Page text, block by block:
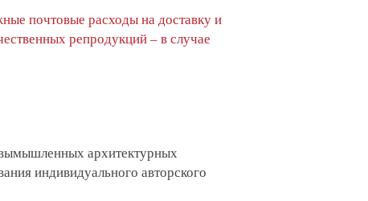
почтовые расходы на доставку и
репродукций – в случае
архитектурных
индивидуального авторского